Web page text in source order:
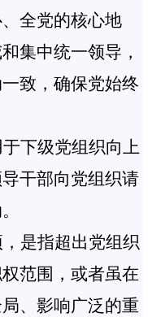
全党的核心地
集中统一领导，
致，确保党始终
下级党组织向上
干部向党组织请
是指超出党组织
范围，或者虽在
、影响广泛的重